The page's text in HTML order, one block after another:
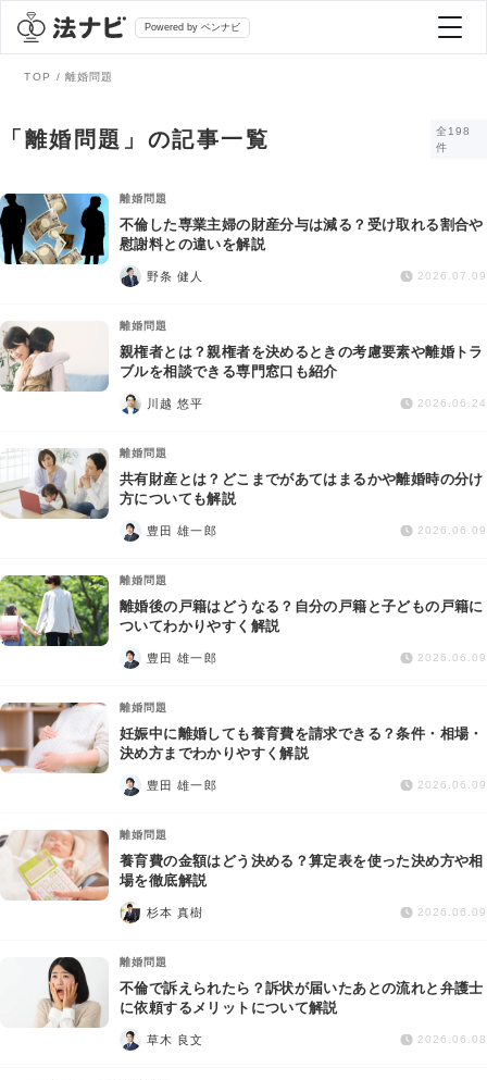
Powered by ベンナビ
全て
法律相談
債務整理
交通事故
労働問題
債権回収
IT・ネット
資金調達
企業法務
弁護士を探す
おすすめ弁護士診断
AI Search Premium
掲載をご検討の弁護士の方へ
TOP 離婚問題
「離婚問題」の記事一覧
全198
件
離婚問題
不倫した専業主婦の財産分与は減る？受け取れる割合や
慰謝料との違いを解説
野条 健人 2026.07.09
離婚問題
親権者とは？親権者を決めるときの考慮要素や離婚トラ
ブルを相談できる専門窓口も紹介
川越 悠平 2026.06.24
離婚問題
共有財産とは？どこまでがあてはまるかや離婚時の分け
方についても解説
豊田 雄一郎 2026.06.09
離婚問題
離婚後の戸籍はどうなる？自分の戸籍と子どもの戸籍に
ついてわかりやすく解説
豊田 雄一郎 2026.06.09
離婚問題
妊娠中に離婚しても養育費を請求できる？条件・相場・
決め方までわかりやすく解説
豊田 雄一郎 2026.06.09
離婚問題
養育費の金額はどう決める？算定表を使った決め方や相
場を徹底解説
杉本 真樹 2026.06.09
離婚問題
不倫で訴えられたら？訴状が届いたあとの流れと弁護士
に依頼するメリットについて解説
草木 良文 2026.06.08